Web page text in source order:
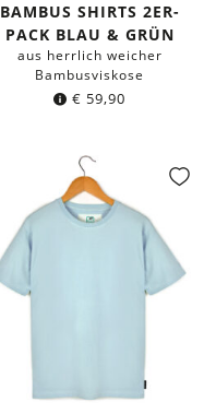
BAMBUS SHIRTS 2ER-
PACK BLAU & GRÜN
aus herrlich weicher
Bambusviskose
€ 59,90